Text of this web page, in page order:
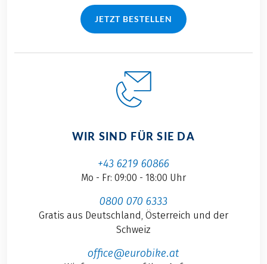
JETZT BESTELLEN
WIR SIND FÜR SIE DA
+43 6219 60866
Mo - Fr: 09:00 - 18:00 Uhr
0800 070 6333
Gratis aus Deutschland, Österreich und der
Schweiz
office@eurobike.at